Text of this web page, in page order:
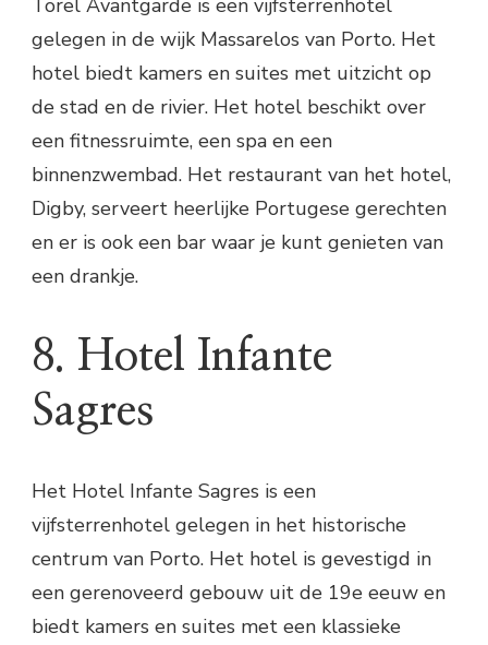
gelegen in de wijk Massarelos van Porto. Het
hotel biedt kamers en suites met uitzicht op
de stad en de rivier. Het hotel beschikt over
een fitnessruimte, een spa en een
binnenzwembad. Het restaurant van het hotel,
Digby, serveert heerlijke Portugese gerechten
en er is ook een bar waar je kunt genieten van
een drankje.
8. Hotel Infante
Sagres
Het Hotel Infante Sagres is een
vijfsterrenhotel gelegen in het historische
centrum van Porto. Het hotel is gevestigd in
een gerenoveerd gebouw uit de 19e eeuw en
biedt kamers en suites met een klassieke